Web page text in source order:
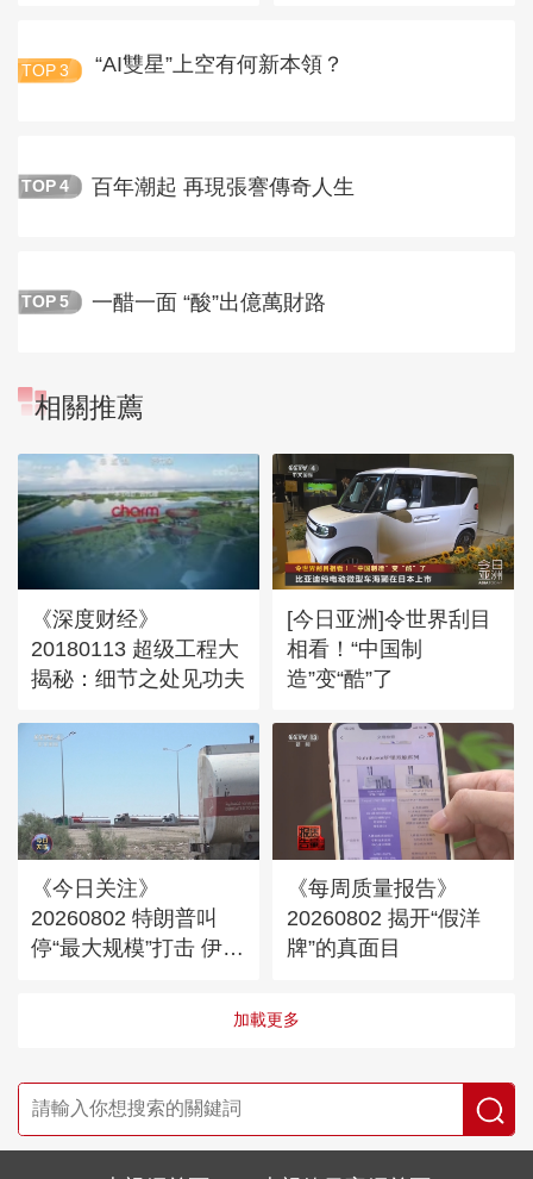
TOP 3 “AI雙星”上空有何新本領？
TOP 4 百年潮起 再現張謇傳奇人生
TOP 5 一醋一面 “酸”出億萬財路
相關推薦
《深度财经》
20180113 超级工程大
揭秘：细节之处见功夫
[今日亚洲]令世界刮目
相看！“中国制
造”变“酷”了
《今日关注》
20260802 特朗普叫
停“最大规模”打击 伊朗
《每周质量报告》
20260802 揭开“假洋
牌”的真面目
加載更多